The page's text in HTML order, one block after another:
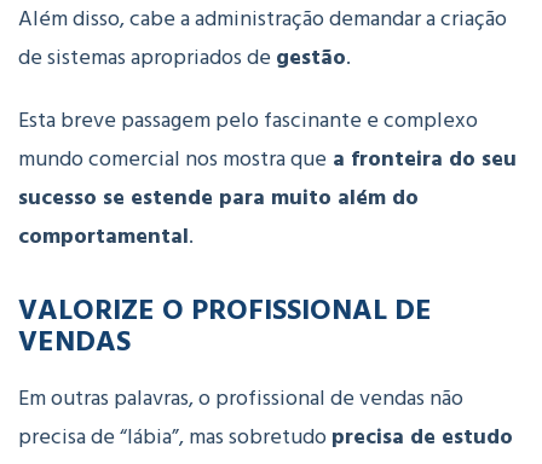
Além disso, cabe a administração demandar a criação
de sistemas apropriados de gestão.
Esta breve passagem pelo fascinante e complexo
mundo comercial nos mostra que a fronteira do seu
sucesso se estende para muito além do
comportamental.
VALORIZE O PROFISSIONAL DE
VENDAS
Em outras palavras, o profissional de vendas não
precisa de “lábia”, mas sobretudoprecisa de estudo